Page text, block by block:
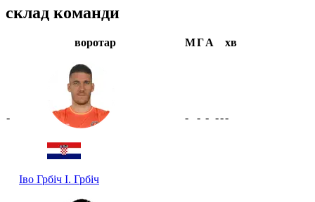
склад команди
воротар МГА хв
-
Іво Грбіч І. Грбіч
- - - ---